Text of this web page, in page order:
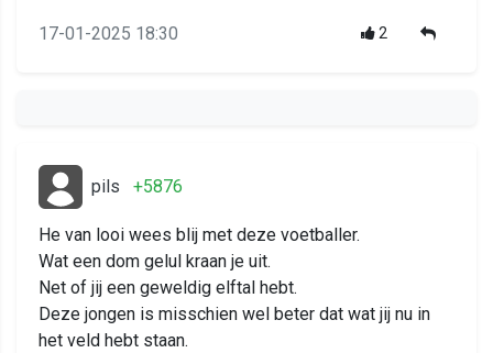
17-01-2025 18:30 2
pils +5876
He van looi wees blij met deze voetballer.
Wat een dom gelul kraan je uit.
Net of jij een geweldig elftal hebt.
Deze jongen is misschien wel beter dat wat jij nu in
het veld hebt staan.